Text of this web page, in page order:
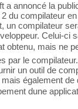
a annoncé la
du compilateur
un compilateur
Celui-ci
obtenu, mais ne
par le
un outil de
également
dune